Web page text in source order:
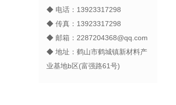
◆ 电话：13923317298
◆ 传真：13923317298
◆ 邮箱：2287204368@qq.com
◆ 地址：鹤山市鹤城镇新材料产
业基地b区(富强路61号)